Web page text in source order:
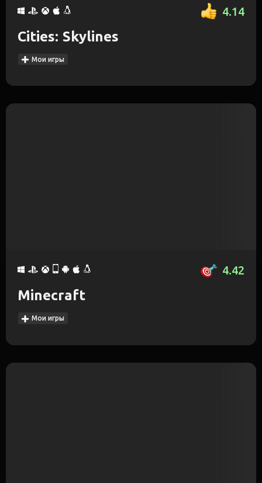
4.14
Cities: Skylines
Мои игры
4.42
Minecraft
Мои игры